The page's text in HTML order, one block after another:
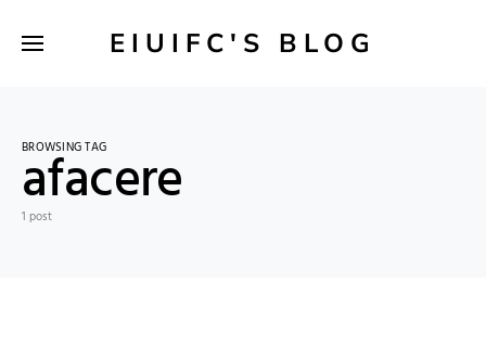
EIUIFC'S BLOG
BROWSING TAG
afacere
1 post